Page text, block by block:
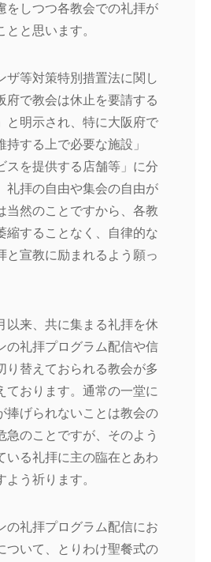
をしつつ各教会での礼拝が
と思います。
ザ等対策特別措置法に関し
府で教会は休止を要請する
と明示され、特に大阪府で
持する上で必要な施設」
スを提供する店舗等」に分
礼拝の自由や集会の自由が
当然のことですから、各教
縮することなく、自律的な
と宣教に励まれるよう願っ
以来、共に集まる礼拝を休
の礼拝プログラム配信や信
り替えておられる教会が多
ております。通常の一堂に
捧げられないことは教会の
急のことですが、そのよう
いる礼拝に主の臨在とあわ
よう祈ります。
の礼拝プログラム配信にお
ついて、とりわけ聖餐式の